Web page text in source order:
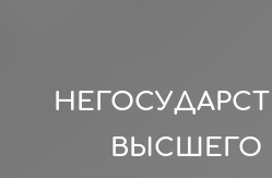
ВЫСШЕГО